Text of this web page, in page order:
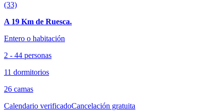
(33)
A 19 Km de Ruesca.
Entero o habitación
2 - 44 personas
11 dormitorios
26 camas
Calendario verificadoCancelación gratuita